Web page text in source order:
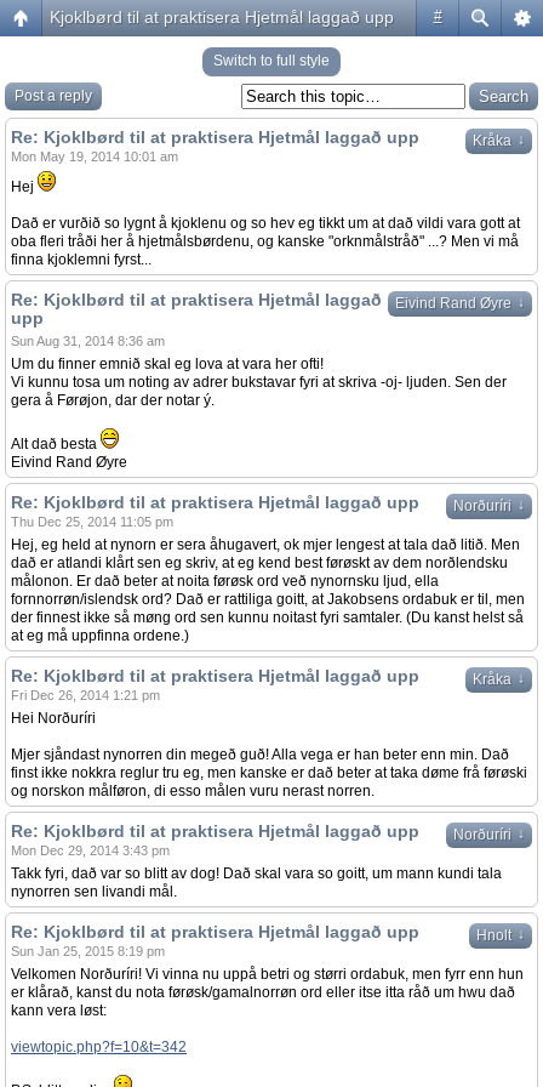
#
Kjoklbørd til at praktisera Hjetmål laggað upp
Switch to full style
Post a reply
Kråka ↓
Re: Kjoklbørd til at praktisera Hjetmål laggað upp
Mon May 19, 2014 10:01 am
Hej
Dað er vurðið so lygnt å kjoklenu og so hev eg tikkt um at dað vildi vara gott at
oba fleri tråði her å hjetmålsbørdenu, og kanske "orknmålstråð" ...? Men vi må
finna kjoklemni fyrst...
Eivind Rand Øyre ↓
Re: Kjoklbørd til at praktisera Hjetmål laggað
upp
Sun Aug 31, 2014 8:36 am
Um du finner emnið skal eg lova at vara her ofti!
Vi kunnu tosa um noting av adrer bukstavar fyri at skriva -oj- ljuden. Sen der
gera å Førøjon, dar der notar ý.
Alt dað besta
Eivind Rand Øyre
Norðuríri ↓
Re: Kjoklbørd til at praktisera Hjetmål laggað upp
Thu Dec 25, 2014 11:05 pm
Hej, eg held at nynorn er sera åhugavert, ok mjer lengest at tala dað litið. Men
dað er atlandi klårt sen eg skriv, at eg kend best førøskt av dem norðlendsku
målonon. Er dað beter at noita førøsk ord veð nynornsku ljud, ella
fornnorrøn/islendsk ord? Dað er rattiliga goitt, at Jakobsens ordabuk er til, men
der finnest ikke så møng ord sen kunnu noitast fyri samtaler. (Du kanst helst så
at eg må uppfinna ordene.)
Kråka ↓
Re: Kjoklbørd til at praktisera Hjetmål laggað upp
Fri Dec 26, 2014 1:21 pm
Hei Norðuríri
Mjer sjåndast nynorren din megeð guð! Alla vega er han beter enn min. Dað
finst ikke nokkra reglur tru eg, men kanske er dað beter at taka døme frå førøski
og norskon målføron, di esso målen vuru nerast norren.
Norðuríri ↓
Re: Kjoklbørd til at praktisera Hjetmål laggað upp
Mon Dec 29, 2014 3:43 pm
Takk fyri, dað var so blitt av dog! Dað skal vara so goitt, um mann kundi tala
nynorren sen livandi mål.
Hnolt ↓
Re: Kjoklbørd til at praktisera Hjetmål laggað upp
Sun Jan 25, 2015 8:19 pm
Velkomen Norðuríri! Vi vinna nu uppå betri og størri ordabuk, men fyrr enn hun
er klårað, kanst du nota førøsk/gamalnorrøn ord eller itse itta råð um hwu dað
kann vera løst:
viewtopic.php?f=10&t=342